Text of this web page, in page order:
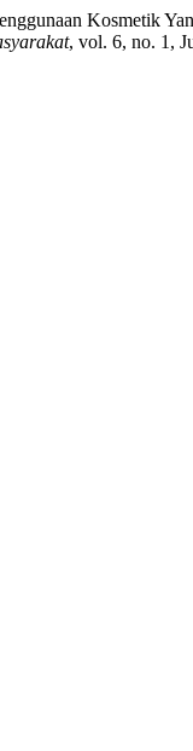
Kosmetik
, vol. 6, no. 1,